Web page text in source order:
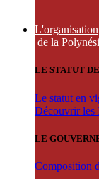
L'organisation
de la
LE STATUT
Le statut en
Découvrir les
LE
Composition